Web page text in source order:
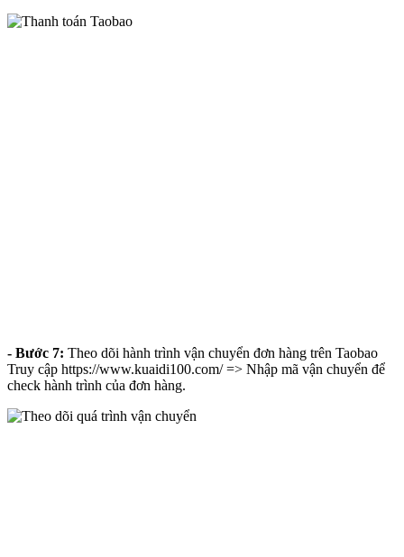
- Bước 7: Theo dõi hành trình vận chuyển đơn hàng trên Taobao
Truy cập https://www.kuaidi100.com/ => Nhập mã vận chuyển để
check hành trình của đơn hàng.